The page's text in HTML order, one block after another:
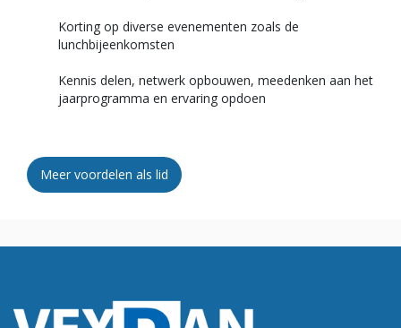
Korting op diverse evenementen zoals de
lunchbijeenkomsten
Kennis delen, netwerk opbouwen, meedenken aan het
jaarprogramma en ervaring opdoen
Meer voordelen als lid